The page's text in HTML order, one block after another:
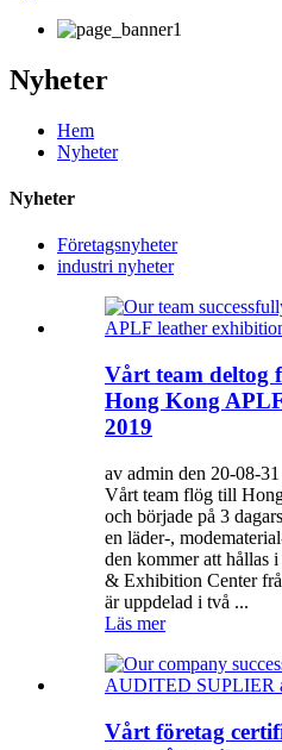
Nyheter
Hem
Nyheter
Nyheter
Företagsnyheter
industri nyheter
Vårt team deltog
Hong Kong
2019
av admin den 20-08-31
Vårt team flög till
och började på 3
en läder-,
den kommer att hållas
& Exhibition Center
är uppdelad i två ...
Läs mer
Vårt företag